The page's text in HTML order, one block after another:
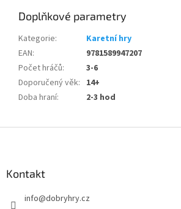
Doplňkové parametry
Kategorie:
Karetní hry
EAN:
9781589947207
Počet hráčů:
3-6
Doporučený věk: 14+
Doba hraní: 2-3 hod
Kontakt
info@dobryhry.cz